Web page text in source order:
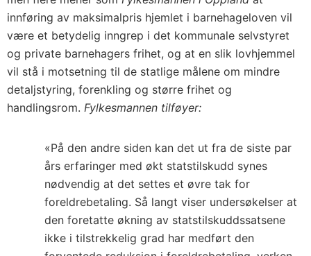
innføring av maksimalpris hjemlet i barnehageloven vil
være et betydelig inngrep i det kommunale selvstyret
og private barnehagers frihet, og at en slik lovhjemmel
vil stå i motsetning til de statlige målene om mindre
detaljstyring, forenkling og større frihet og
handlingsrom. Fylkesmannen tilføyer:
«På den andre siden kan det ut fra de siste par
års erfaringer med økt statstilskudd synes
nødvendig at det settes et øvre tak for
foreldrebetaling. Så langt viser undersøkelser at
den foretatte økning av statstilskuddssatsene
ikke i tilstrekkelig grad har medført den